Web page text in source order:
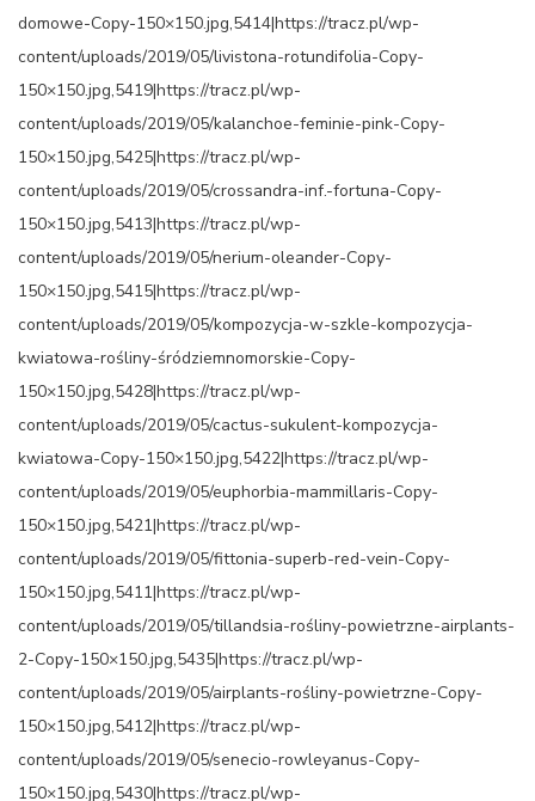
domowe-Copy-150×150.jpg,5414|https://tracz.pl/wp-
content/uploads/2019/05/livistona-rotundifolia-Copy-
150×150.jpg,5419|https://tracz.pl/wp-
content/uploads/2019/05/kalanchoe-feminie-pink-Copy-
150×150.jpg,5425|https://tracz.pl/wp-
content/uploads/2019/05/crossandra-inf.-fortuna-Copy-
150×150.jpg,5413|https://tracz.pl/wp-
content/uploads/2019/05/nerium-oleander-Copy-
150×150.jpg,5415|https://tracz.pl/wp-
content/uploads/2019/05/kompozycja-w-szkle-kompozycja-
kwiatowa-rośliny-śródziemnomorskie-Copy-
150×150.jpg,5428|https://tracz.pl/wp-
content/uploads/2019/05/cactus-sukulent-kompozycja-
kwiatowa-Copy-150×150.jpg,5422|https://tracz.pl/wp-
content/uploads/2019/05/euphorbia-mammillaris-Copy-
150×150.jpg,5421|https://tracz.pl/wp-
content/uploads/2019/05/fittonia-superb-red-vein-Copy-
150×150.jpg,5411|https://tracz.pl/wp-
content/uploads/2019/05/tillandsia-rośliny-powietrzne-airplants-
2-Copy-150×150.jpg,5435|https://tracz.pl/wp-
content/uploads/2019/05/airplants-rośliny-powietrzne-Copy-
150×150.jpg,5412|https://tracz.pl/wp-
content/uploads/2019/05/senecio-rowleyanus-Copy-
150×150.jpg,5430|https://tracz.pl/wp-